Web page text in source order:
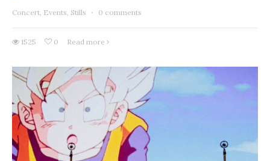
Concert, Events, Stills · 0 comments
1525 0 Read more